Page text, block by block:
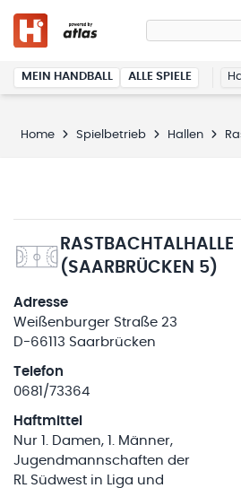
MEIN HANDBALL ALLE SPIELE
Home Spielbetrieb Hallen
RASTBACHTALHALLE
(SAARBRÜCKEN 5)
Adresse
Weißenburger Straße 23
D-66113 Saarbrücken
Telefon
0681/73364
Haftmittel
Nur 1. Damen, 1. Männer,
Jugendmannschaften der
RL Südwest in Liga und